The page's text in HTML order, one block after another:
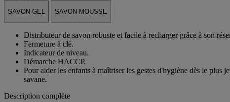
SAVON GEL SAVON MOUSSE
Distributeur de savon robuste et facile à recharger grâce à son
Fermeture à clé.
Indicateur de niveau.
Démarche HACCP.
Pour aider les enfants à maîtriser les gestes d'hygiène dès le plus
savane.
Description complète